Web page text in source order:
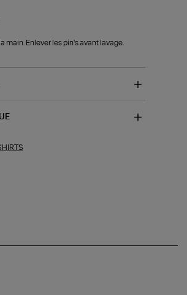
la main. Enlever les pin's avant lavage.